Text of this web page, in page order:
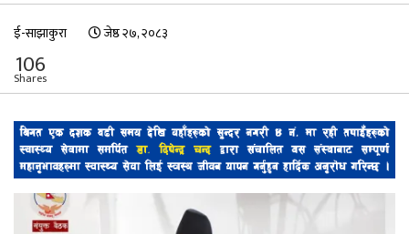
ई-साझाकुरा जेष्ठ २७, २०८३
106
Shares